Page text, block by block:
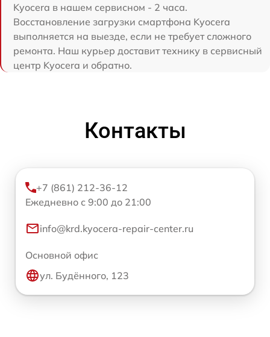
Kyocera в нашем сервисном - 2 часа.
Восстановление загрузки смартфона Kyocera
выполняется на выезде, если не требует сложного
ремонта. Наш курьер доставит технику в сервисный
центр Kyocera и обратно.
Контакты
+7 (861) 212-36-12
Ежедневно с 9:00 до 21:00
info@krd.kyocera-repair-center.ru
Основной офис
ул. Будённого, 123